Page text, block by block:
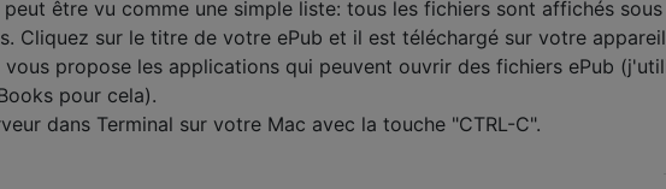
être vu comme une simple liste: tous les fichiers sont affichés sous
Cliquez sur le titre de votre ePub et il est téléchargé sur votre
vous propose les applications qui peuvent ouvrir des fichiers ePub
pour cela).
dans Terminal sur votre Mac avec la touche "CTRL-C".